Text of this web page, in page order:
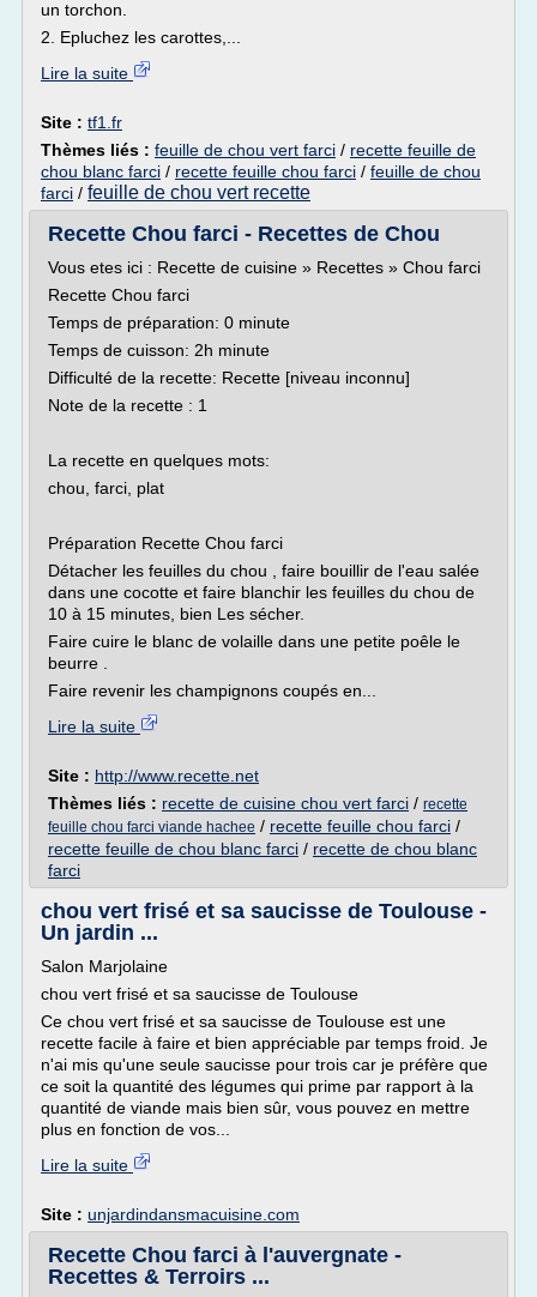
un torchon.
2. Epluchez les carottes,...
Lire la suite
Site : tf1.fr
Thèmes liés : feuille de chou vert farci / recette feuille de
chou blanc farci / recette feuille chou farci / feuille de chou
farci / feuille de chou vert recette
Recette Chou farci - Recettes de Chou
Vous etes ici : Recette de cuisine » Recettes » Chou farci
Recette Chou farci
Temps de préparation: 0 minute
Temps de cuisson: 2h minute
Difficulté de la recette: Recette [niveau inconnu]
Note de la recette : 1
La recette en quelques mots:
chou, farci, plat
Préparation Recette Chou farci
Détacher les feuilles du chou , faire bouillir de l'eau salée
dans une cocotte et faire blanchir les feuilles du chou de
10 à 15 minutes, bien Les sécher.
Faire cuire le blanc de volaille dans une petite poêle le
beurre .
Faire revenir les champignons coupés en...
Lire la suite
Site : http://www.recette.net
Thèmes liés : recette de cuisine chou vert farci / recette
feuille chou farci viande hachee / recette feuille chou farci /
recette feuille de chou blanc farci / recette de chou blanc
farci
chou vert frisé et sa saucisse de Toulouse -
Un jardin ...
Salon Marjolaine
chou vert frisé et sa saucisse de Toulouse
Ce chou vert frisé et sa saucisse de Toulouse est une
recette facile à faire et bien appréciable par temps froid. Je
n'ai mis qu'une seule saucisse pour trois car je préfère que
ce soit la quantité des légumes qui prime par rapport à la
quantité de viande mais bien sûr, vous pouvez en mettre
plus en fonction de vos...
Lire la suite
Site : unjardindansmacuisine.com
Recette Chou farci à l'auvergnate -
Recettes & Terroirs ...